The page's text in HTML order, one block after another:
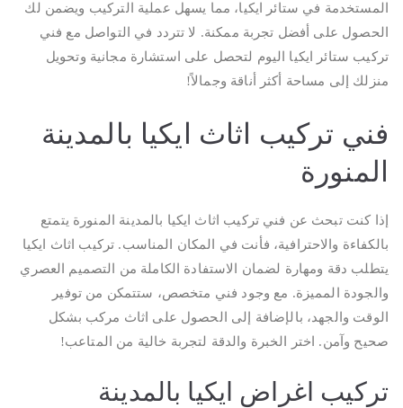
المستخدمة في ستائر ايكيا، مما يسهل عملية التركيب ويضمن لك
الحصول على أفضل تجربة ممكنة. لا تتردد في التواصل مع فني
تركيب ستائر ايكيا اليوم لتحصل على استشارة مجانية وتحويل
منزلك إلى مساحة أكثر أناقة وجمالاً!
فني تركيب اثاث ايكيا بالمدينة
المنورة
إذا كنت تبحث عن فني تركيب اثاث ايكيا بالمدينة المنورة يتمتع
بالكفاءة والاحترافية، فأنت في المكان المناسب. تركيب اثاث ايكيا
يتطلب دقة ومهارة لضمان الاستفادة الكاملة من التصميم العصري
والجودة المميزة. مع وجود فني متخصص، ستتمكن من توفير
الوقت والجهد، بالإضافة إلى الحصول على اثاث مركب بشكل
صحيح وآمن. اختر الخبرة والدقة لتجربة خالية من المتاعب!
تركيب اغراض ايكيا بالمدينة